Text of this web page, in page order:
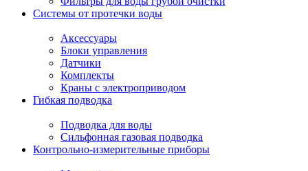
Системы от протечки воды
Аксессуары
Блоки управления
Датчики
Комплекты
Краны с электроприводом
Гибкая подводка
Подводка для воды
Сильфонная газовая подводка
Контрольно-измерительные приборы